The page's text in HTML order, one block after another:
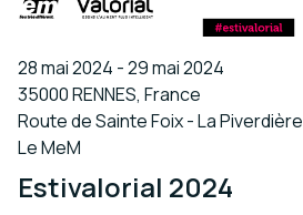
28 mai 2024 - 29 mai 2024
35000 RENNES, France
Route de Sainte Foix - La Piverdière
Le MeM
Estivalorial 2024